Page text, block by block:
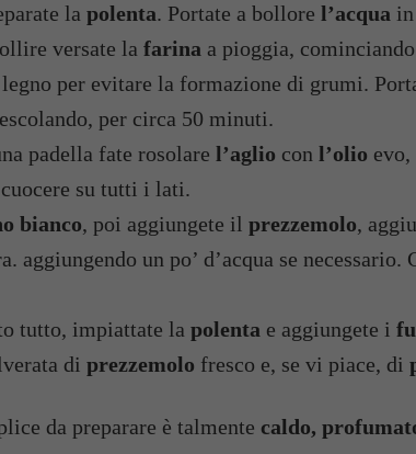
la polenta. Portate a bollore l’acqua
versate la farina a pioggia,
per evitare la formazione di grumi.
per circa 50 minuti.
padella fate rosolare l’aglio con l’olio
su tutti i lati.
bianco, poi aggiungete il prezzemolo,
aggiungendo un po’ d’acqua se
tutto, impiattate la polenta e aggiungete i
di prezzemolo fresco e, se vi piace, di
da preparare è talmente caldo,